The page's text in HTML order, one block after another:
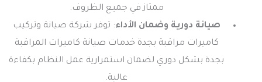
ممتاز في جميع الظروف.
صيانة دورية وضمان الأداء: توفر شركة صيانة وتركيب
كاميرات مراقبة بجدة خدمات صيانة كاميرات المراقبة
بجدة بشكل دوري لضمان استمرارية عمل النظام بكفاءة
عالية.